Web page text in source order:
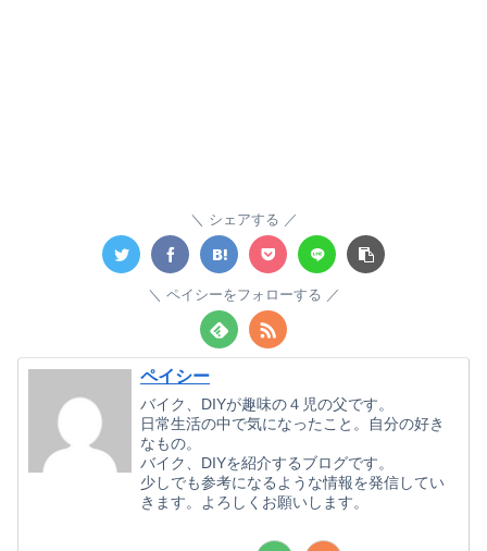
シェアする
ペイシーをフォローする
ペイシー
バイク、DIYが趣味の４児の父です。
日常生活の中で気になったこと。自分の好き
なもの。
バイク、DIYを紹介するブログです。
少しでも参考になるような情報を発信してい
きます。よろしくお願いします。